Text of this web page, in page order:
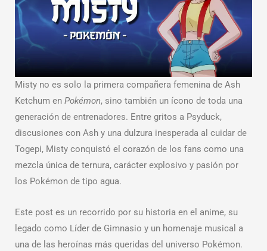
Misty no es solo la primera compañera femenina de Ash
Ketchum en Pokémon, sino también un ícono de toda una
generación de entrenadores. Entre gritos a Psyduck,
discusiones con Ash y una dulzura inesperada al cuidar de
Togepi, Misty conquistó el corazón de los fans como una
mezcla única de ternura, carácter explosivo y pasión por
los Pokémon de tipo agua.
Este post es un recorrido por su historia en el anime, su
legado como Líder de Gimnasio y un homenaje musical a
una de las heroínas más queridas del universo Pokémon.